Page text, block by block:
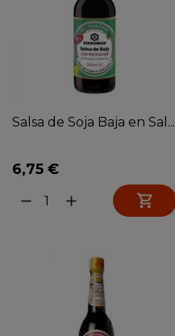
Salsa de Soja Baja en Sal...
6,75 €
remove add 